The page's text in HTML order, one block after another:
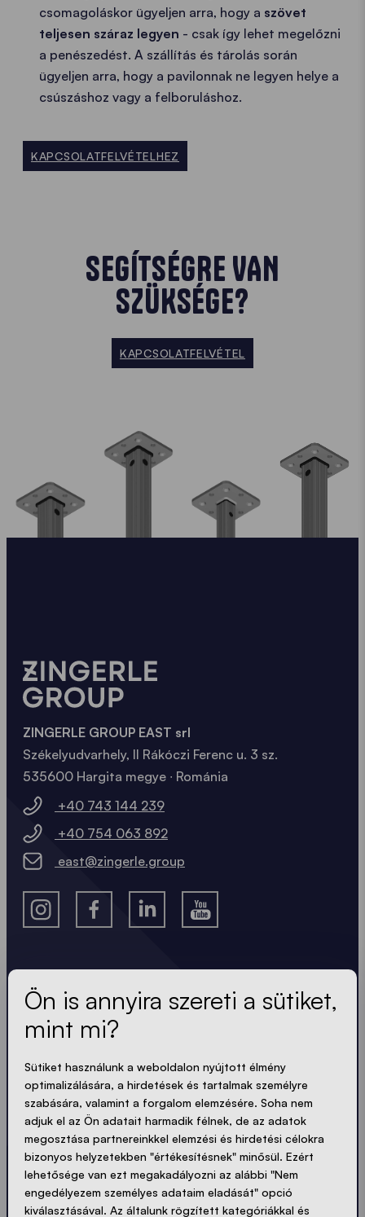
csomagoláskor ügyeljen arra, hogy a szövet
teljesen száraz legyen - csak így lehet megelőzni
a penészedést. A szállítás és tárolás során
ügyeljen arra, hogy a pavilonnak ne legyen helye a
csúszáshoz vagy a felboruláshoz.
KAPCSOLATFELVÉTELHEZ
SEGÍTSÉGRE VAN
SZÜKSÉGE?
KAPCSOLATFELVÉTEL
A legfrissebb hírek.
Mindig naprakész. Nincs spam! Rövid, ropogós és
ADATVÉDELEM ELFOGADÁSA
ZINGERLE GROUP EAST srl
Székelyudvarhely, II Rákóczi Ferenc u. 3 sz.
535600 Hargita megye ∙ Románia
+40 743 144 239
+40 754 063 892
east@zingerle.group
Ön is annyira szereti a sütiket,
mint mi?
Sütiket használunk a weboldalon nyújtott élmény
optimalizálására, a hirdetések és tartalmak személyre
szabására, valamint a forgalom elemzésére. Soha nem
adjuk el az Ön adatait harmadik félnek, de az adatok
megosztása partnereinkkel elemzési és hirdetési célokra
bizonyos helyzetekben "értékesítésnek" minősül. Ezért
lehetősége van ezt megakadályozni az alábbi "Nem
engedélyezem személyes adataim eladását" opció
kiválasztásával. Az általunk rögzített kategóriákkal és